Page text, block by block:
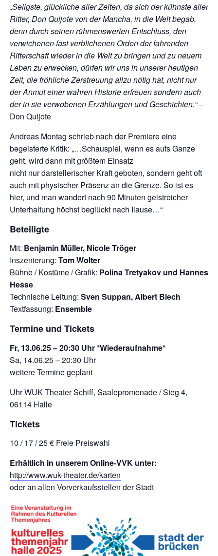
„Seligste, glückliche aller Zeiten, da sich der kühnste aller
Ritter, Don Quijote von der Mancha, in die Welt begab,
denn durch seinen rühmenswerten Entschluss, den
verwichenen fast verblichenen Orden der fahrenden
Ritterschaft wieder in die Welt zu bringen und zu neuem
Leben zu erwecken, dürfen wir uns in unserer heutigen
Zeit, die fröhliche Zerstreuung allzu nötig hat, nicht nur
der Anmut einer wahren Historie erfreuen sondern auch
der in sie verwobenen Erzählungen und Geschichten.“–
Don Quijote
Andreas Montag schrieb nach der Premiere eine
begeisterte Kritik: „…Schauspiel, wenn es aufs Ganze
geht, wird dann mit größtem Einsatz
nicht nur darstellerischer Kraft geboten, sondern geht oft
auch mit physischer Präsenz an die Grenze. So ist es
hier, und man wandert nach 90 Minuten geistreicher
Unterhaltung höchst beglückt nach Ilause…“
Beteiligte
Mit: Benjamin Müller, Nicole Tröger
Inszenierung: Tom Wolter
Bühne / Kostüme / Grafik: Polina Tretyakov und Hannes
Hesse
Technische Leitung: Sven Suppan, Albert Blech
Textfassung: Ensemble
Termine und Tickets
Fr, 13.06.25 – 20:30 Uhr *Wiederaufnahme*
Sa, 14.06.25 – 20:30 Uhr
weitere Termine geplant
Uhr WUK Theater Schiff, Saalepromenade / Steg 4,
06114 Halle
Tickets
10 / 17 / 25 € Freie Preiswahl
Erhältlich in unserem Online-VVK unter:
http://www.wuk-theater.de/karten
oder an allen Vorverkaufsstellen der Stadt